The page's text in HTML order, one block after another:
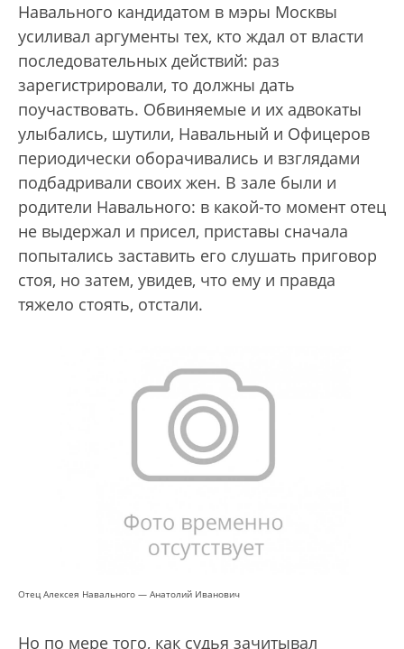
Навального кандидатом в мэры Москвы
усиливал аргументы тех, кто ждал от власти
последовательных действий: раз
зарегистрировали, то должны дать
поучаствовать. Обвиняемые и их адвокаты
улыбались, шутили, Навальный и Офицеров
периодически оборачивались и взглядами
подбадривали своих жен. В зале были и
родители Навального: в какой-то момент отец
не выдержал и присел, приставы сначала
попытались заставить его слушать приговор
стоя, но затем, увидев, что ему и правда
тяжело стоять, отстали.
Отец Алексея Навального — Анатолий Иванович
Но по мере того, как судья зачитывал